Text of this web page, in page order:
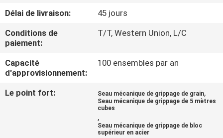
NOUS
VISITE
DE
Délai de livraison:
45 jours
Conditions de
paiement:
T/T, Western Union, L/C
Capacité
d'approvisionnement:
100 ensembles par an
Le point fort: Seau mécanique de grippage de grain,
Seau mécanique de grippage de 5 mètres
cubes
,
Seau mécanique de grippage de bloc
supérieur en acier